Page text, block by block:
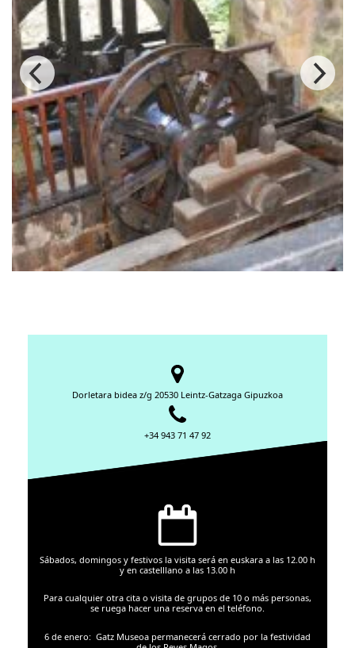
Dorletara bidea z/g 20530 Leintz-Gatzaga Gipuzkoa
+34 943 71 47 92
Sábados, domingos y festivos la visita será en euskara a las 12.00 h
y en castelllano a las 13.00 h
Para cualquier otra cita o visita de grupos de 10 o más personas,
se ruega hacer una reserva en el teléfono.
6 de enero: Gatz Museoa permanecerá cerrado por la festividad